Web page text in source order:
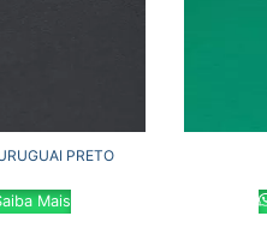
PRETO
Mais